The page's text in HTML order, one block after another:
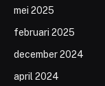
mei 2025
februari 2025
december 2024
april 2024